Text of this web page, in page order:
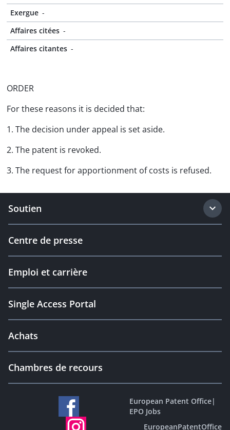
Exergue -
Affaires citées -
Affaires citantes -
ORDER
For these reasons it is decided that:
1. The decision under appeal is set aside.
2. The patent is revoked.
3. The request for apportionment of costs is refused.
Soutien
Centre de presse
Emploi et carrière
Single Access Portal
Achats
Chambres de recours
European Patent Office|
EPO Jobs
EuropeanPatentOffice